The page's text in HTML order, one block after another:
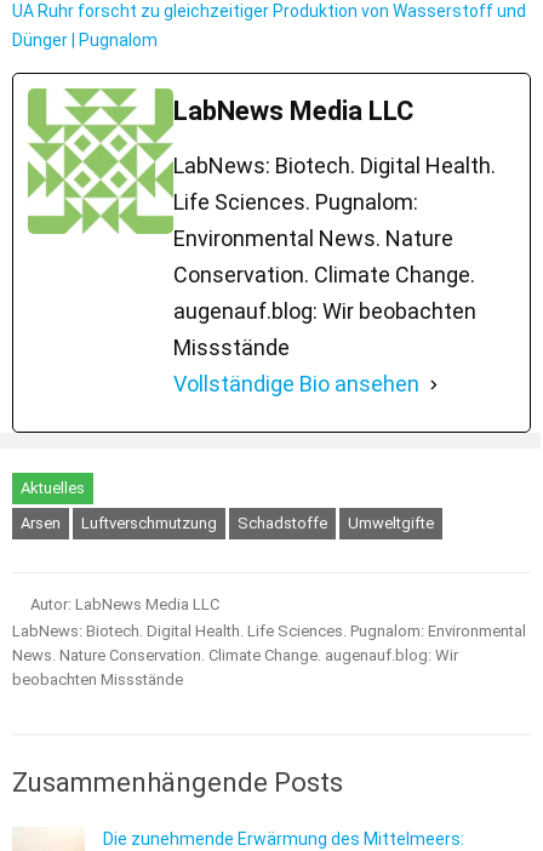
UA Ruhr forscht zu gleichzeitiger Produktion von Wasserstoff und
Dünger | Pugnalom
LabNews Media LLC
LabNews: Biotech. Digital Health.
Life Sciences. Pugnalom:
Environmental News. Nature
Conservation. Climate Change.
augenauf.blog: Wir beobachten
Missstände
Vollständige Bio ansehen
Aktuelles
Arsen
Luftverschmutzung Schadstoffe Umweltgifte
Autor: LabNews Media LLC
LabNews: Biotech. Digital Health. Life Sciences. Pugnalom: Environmental
News. Nature Conservation. Climate Change. augenauf.blog: Wir
beobachten Missstände
Zusammenhängende Posts
Die zunehmende Erwärmung des Mittelmeers: